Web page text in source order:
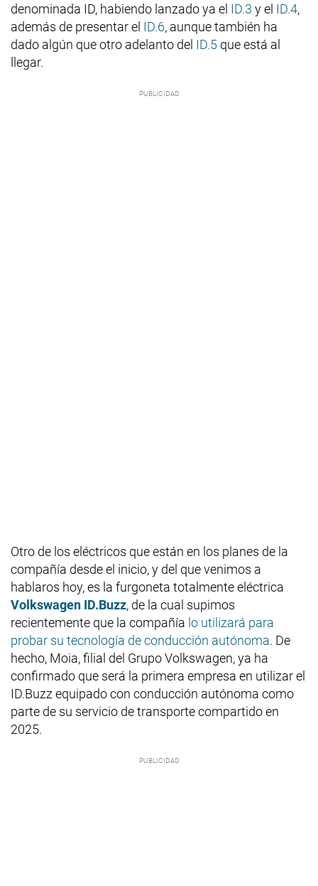
denominada ID, habiendo lanzado ya el ID.3 y el ID.4,
además de presentar el ID.6, aunque también ha
dado algún que otro adelanto del ID.5 que está al
llegar.
Otro de los eléctricos que están en los planes de la
compañía desde el inicio, y del que venimos a
hablaros hoy, es la furgoneta totalmente eléctrica
Volkswagen ID.Buzz, de la cual supimos
recientemente que la compañía lo utilizará para
probar su tecnología de conducción autónoma. De
hecho, Moia, filial del Grupo Volkswagen, ya ha
confirmado que será la primera empresa en utilizar el
ID.Buzz equipado con conducción autónoma como
parte de su servicio de transporte compartido en
2025.